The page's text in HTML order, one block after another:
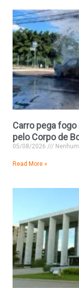
Carro pega
pelo Corpo de
05/08/2026
Read More »